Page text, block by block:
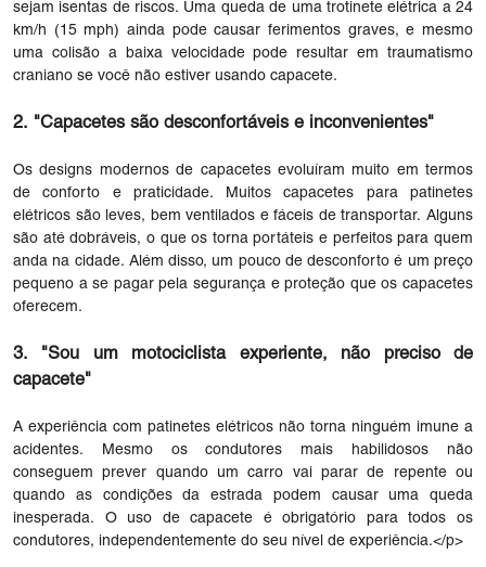
sejam isentas de riscos. Uma queda de uma trotinete elétrica a 24
km/h (15 mph) ainda pode causar ferimentos graves, e mesmo
uma colisão a baixa velocidade pode resultar em traumatismo
craniano se você não estiver usando capacete.
2. "Capacetes são desconfortáveis ​​e inconvenientes"
Os designs modernos de capacetes evoluíram muito em termos
de conforto e praticidade. Muitos capacetes para patinetes
elétricos são leves, bem ventilados e fáceis de transportar. Alguns
são até dobráveis, o que os torna portáteis e perfeitos para quem
anda na cidade. Além disso, um pouco de desconforto é um preço
pequeno a se pagar pela segurança e proteção que os capacetes
oferecem.
3. "Sou um motociclista experiente, não preciso de
capacete"
A experiência com patinetes elétricos não torna ninguém imune a
acidentes. Mesmo os condutores mais habilidosos não
conseguem prever quando um carro vai parar de repente ou
quando as condições da estrada podem causar uma queda
inesperada. O uso de capacete é obrigatório para todos os
condutores, independentemente do seu nível de experiência.</p>